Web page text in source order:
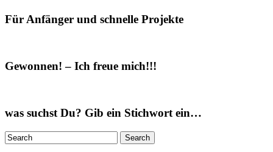
Für Anfänger und schnelle Projekte
Gewonnen! – Ich freue mich!!!
was suchst Du? Gib ein Stichwort ein…